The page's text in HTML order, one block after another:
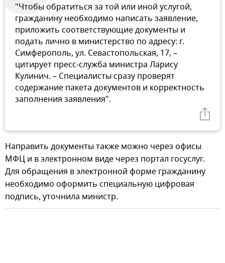
"Чтобы обратиться за той или иной услугой,
гражданину необходимо написать заявление,
приложить соответствующие документы и
подать лично в министерство по адресу: г.
Симферополь, ул. Севастопольская, 17, –
цитирует пресс-служба министра Ларису
Кулинич. – Специалисты сразу проверят
содержание пакета документов и корректность
заполнения заявления".
Направить документы также можно через офисы
МФЦ и в электронном виде через портал госуслуг.
Для обращения в электронной форме гражданину
необходимо оформить специальную цифровая
подпись, уточнила министр.